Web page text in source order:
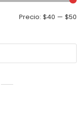
Precio: $40 — $50